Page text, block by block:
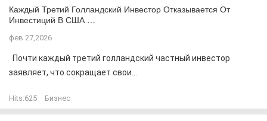
Каждый Третий Голландский Инвестор Отказывается От
Инвестиций В США …
фев 27,2026
Почти каждый третий голландский частный инвестор
заявляет, что сокращает свои...
Hits:625 Бизнес